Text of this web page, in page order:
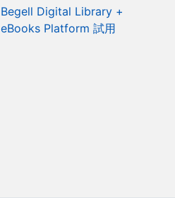
Begell Digital Library +
eBooks Platform 試用